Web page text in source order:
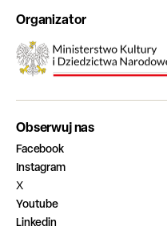
Organizator
Obserwuj nas
Facebook
Instagram
X
Youtube
Linkedin